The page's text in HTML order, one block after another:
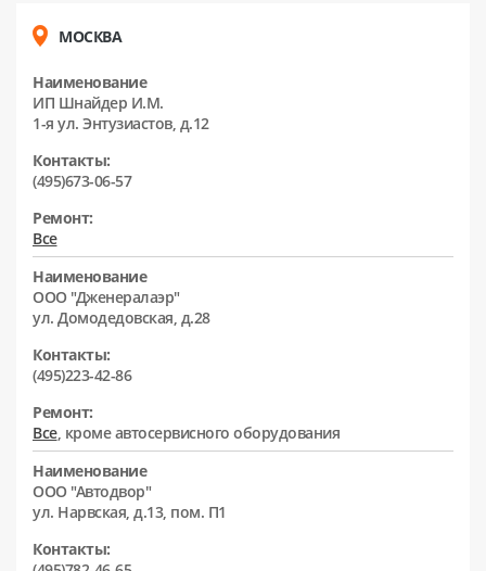
МОСКВА
Наименование
ИП Шнайдер И.М.
1-я ул. Энтузиастов, д.12
Контакты:
(495)673-06-57
Ремонт:
Все
Наименование
ООО "Дженералаэр"
ул. Домодедовская, д.28
Контакты:
(495)223-42-86
Ремонт:
Все, кроме автосервисного оборудования
Наименование
ООО "Автодвор"
ул. Нарвская, д.13, пом. П1
Контакты: